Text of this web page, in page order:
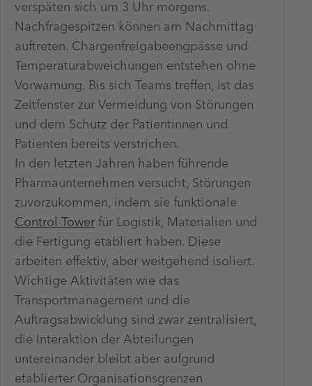
verspäten sich um 3 Uhr morgens.
Nachfragespitzen können am Nachmittag
auftreten. Chargenfreigabeengpässe und
Temperaturabweichungen entstehen ohne
Vorwarnung. Bis sich Teams treffen, ist das
Zeitfenster zur Vermeidung von Störungen
und dem Schutz der Patientinnen und
Patienten bereits verstrichen.
In den letzten Jahren haben führende
Pharmaunternehmen versucht, Störungen
zuvorzukommen, indem sie funktionale
Control Tower für Logistik, Materialien und
die Fertigung etabliert haben. Diese
arbeiten effektiv, aber weitgehend isoliert.
Wichtige Aktivitäten wie das
Transportmanagement und die
Auftragsabwicklung sind zwar zentralisiert,
die Interaktion der Abteilungen
untereinander bleibt aber aufgrund
etablierter Organisationsgrenzen